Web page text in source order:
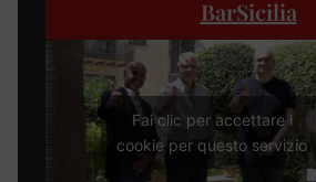
BarSicilia
Fai clic per accettare i
cookie per questo servizio